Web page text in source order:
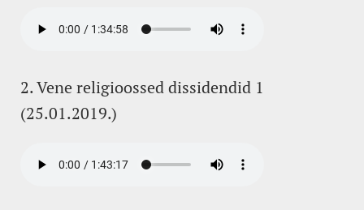
2. Vene religioossed dissidendid 1
(25.01.2019.)